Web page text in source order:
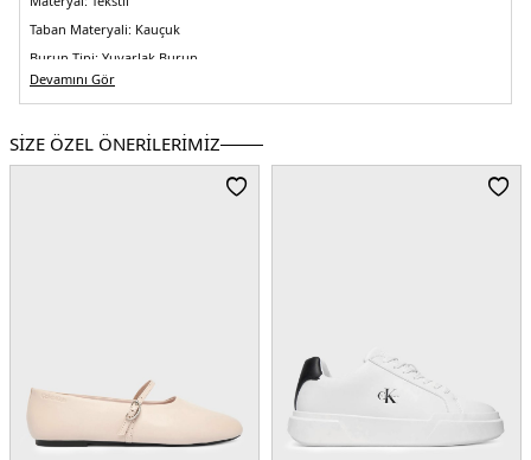
Taban Materyali: Kauçuk
Burun Tipi: Yuvarlak Burun
Topuk Boyu:Belirtilmemiş
Yaş Grubu: Yetişkin
Menşei:Vietnam
Devamını Gör
SİZE ÖZEL ÖNERİLERİMİZ